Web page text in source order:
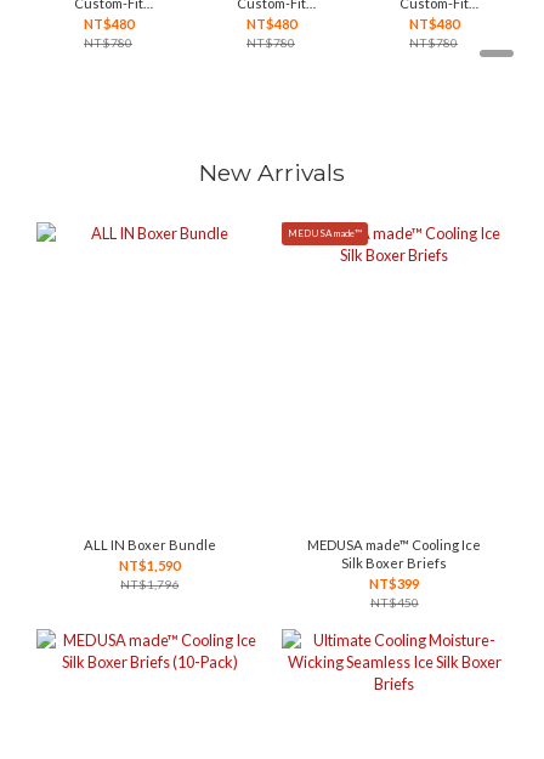
Invisible Bra
NT$480
NT$780
Invisible Bra
(Nude / Blush
NT$480
NT$780
Invisible Bra
(Nude / Blush
NT$480
NT$780
New Arrivals
ALL IN Boxer Bundle
NT$1,590
NT$1,796
MEDUSA made™
MEDUSA made™ Cooling Ice
Silk Boxer Briefs
NT$399
NT$450